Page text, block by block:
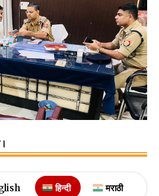
हिन्दी मराठी